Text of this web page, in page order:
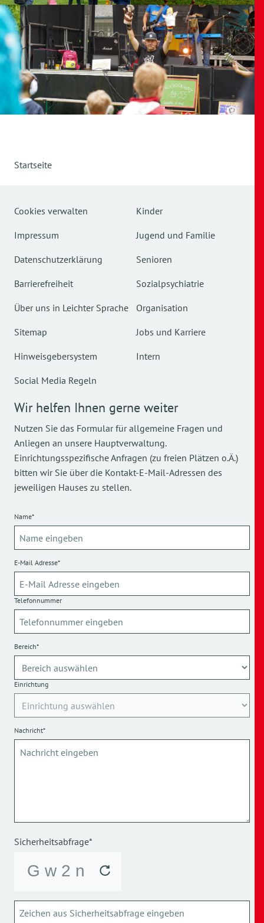
Startseite
Cookies verwalten
Impressum
Datenschutzerklärung
Barrierefreiheit
Über uns in Leichter Sprache
Sitemap
Hinweisgebersystem
Social Media Regeln
Kinder
Jugend und Familie
Senioren
Sozialpsychiatrie
Organisation
Jobs und Karriere
Intern
Wir helfen Ihnen gerne weiter
Nutzen Sie das Formular für allgemeine Fragen und
Anliegen an unsere Hauptverwaltung.
Einrichtungsspezifische Anfragen (zu freien Plätzen o.Ä.)
bitten wir Sie über die Kontakt-E-Mail-Adressen des
jeweiligen Hauses zu stellen.
Name*
E-Mail Adresse*
Telefonnummer
Bereich*
Einrichtung
Nachricht*
Sicherheitsabfrage*